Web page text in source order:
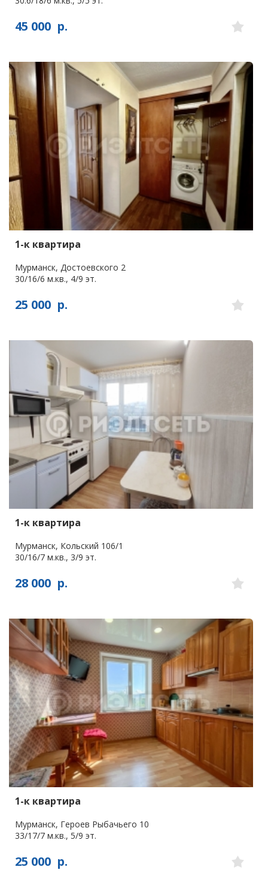
45 000 р.
1-к квартира
Мурманск, Достоевского 2
30/16/6 м.кв., 4/9 эт.
25 000 р.
1-к квартира
Мурманск, Кольский 106/1
30/16/7 м.кв., 3/9 эт.
28 000 р.
1-к квартира
Мурманск, Героев Рыбачьего 10
33/17/7 м.кв., 5/9 эт.
25 000 р.